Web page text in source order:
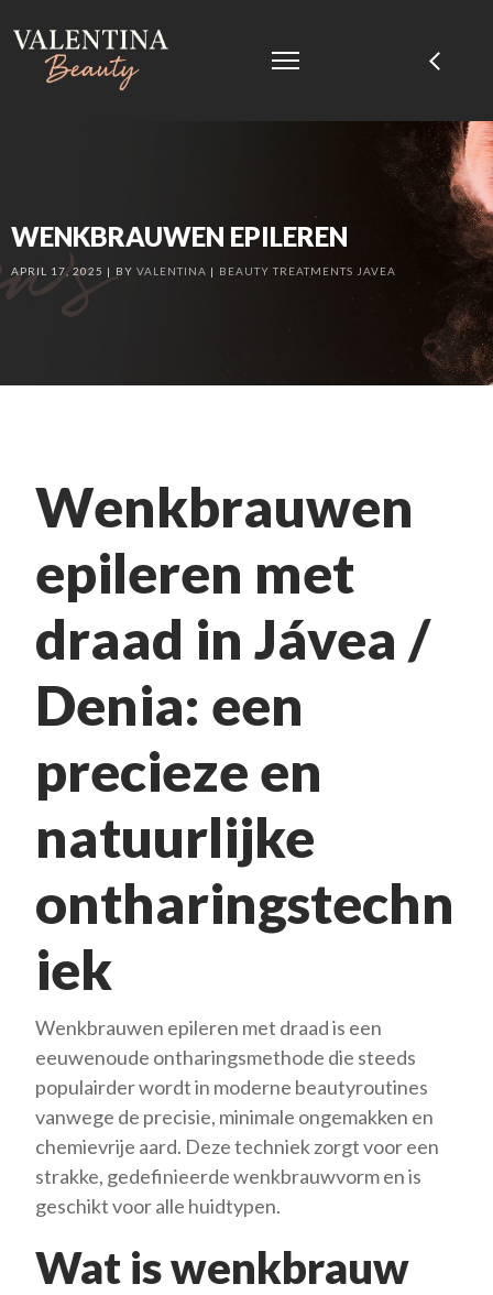
WENKBRAUWEN EPILEREN
APRIL 17, 2025 BY VALENTINA BEAUTY TREATMENTS JAVEA
Wenkbrauwen
epileren met
draad in Jávea /
Denia: een
precieze en
natuurlijke
ontharingstechn
iek
Wenkbrauwen epileren met draad is een
eeuwenoude ontharingsmethode die steeds
populairder wordt in moderne beautyroutines
vanwege de precisie, minimale ongemakken en
chemievrije aard. Deze techniek zorgt voor een
strakke, gedefinieerde wenkbrauwvorm en is
geschikt voor alle huidtypen.
Wat is wenkbrauw